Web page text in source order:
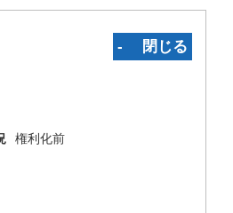
‐ 閉じる
権利化前